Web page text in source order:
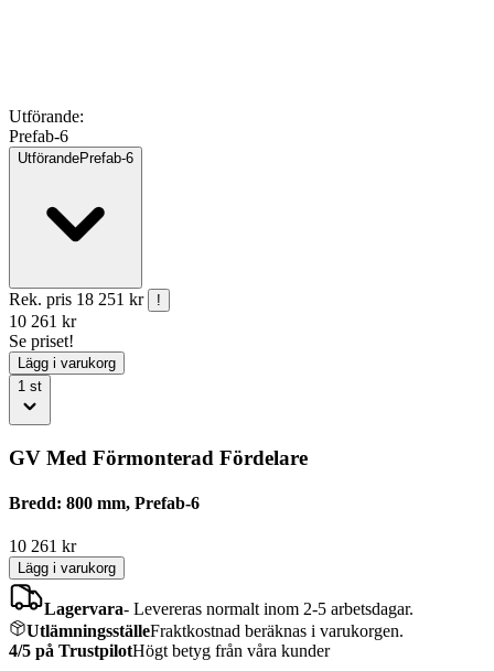
Utförande:
Prefab-6
UtförandePrefab-6
Rek. pris 18 251 kr !
10 261 kr
Se priset!
Lägg i varukorg
1 st
GV Med Förmonterad Fördelare
Bredd: 800 mm, Prefab-6
10 261 kr
Lägg i varukorg
Lagervara- Levereras normalt inom 2-5 arbetsdagar.
UtlämningsställeFraktkostnad beräknas i varukorgen.
4/5 på TrustpilotHögt betyg från våra kunder